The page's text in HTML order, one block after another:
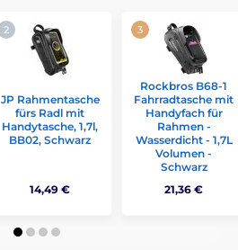
JP Rahmentasche
fürs Radl mit
Handytasche, 1,7l,
BB02, Schwarz
14,49 €
Rockbros B68-1
Fahrradtasche mit
Handyfach für
Rahmen -
Wasserdicht - 1,7L
Volumen -
Schwarz
21,36 €